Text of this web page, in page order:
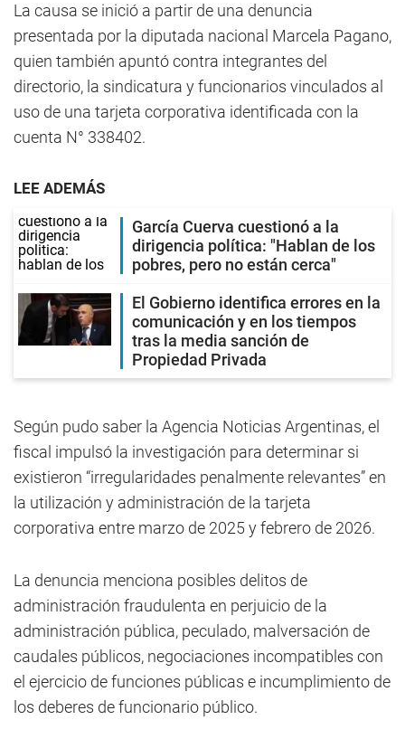
La causa se inició a partir de una denuncia
presentada por la diputada nacional Marcela Pagano,
quien también apuntó contra integrantes del
directorio, la sindicatura y funcionarios vinculados al
uso de una tarjeta corporativa identificada con la
cuenta N° 338402.
LEE ADEMÁS
García Cuerva cuestionó a la
dirigencia política: "Hablan de los
pobres, pero no están cerca"
El Gobierno identifica errores en la
comunicación y en los tiempos
tras la media sanción de
Propiedad Privada
Según pudo saber la Agencia Noticias Argentinas, el
fiscal impulsó la investigación para determinar si
existieron “irregularidades penalmente relevantes” en
la utilización y administración de la tarjeta
corporativa entre marzo de 2025 y febrero de 2026.
La denuncia menciona posibles delitos de
administración fraudulenta en perjuicio de la
administración pública, peculado, malversación de
caudales públicos, negociaciones incompatibles con
el ejercicio de funciones públicas e incumplimiento de
los deberes de funcionario público.